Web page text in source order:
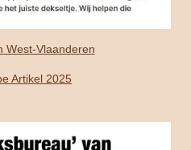
West-Vlaanderen
Artikel 2025